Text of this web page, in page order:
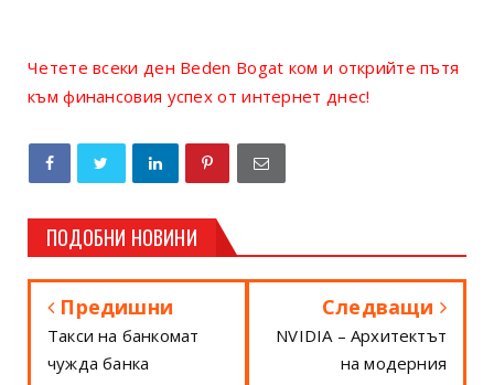
Четете всеки ден Beden Bogat ком и открийте пътя
към финансовия успех от интернет днес!
ПОДОБНИ НОВИНИ
Предишни
Такси на банкомат
чужда банка
Следващи
NVIDIA – Архитектът
на модерния